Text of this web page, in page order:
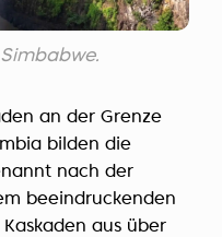
an der Grenze
bilden die
nach der
beeindruckenden
aus über